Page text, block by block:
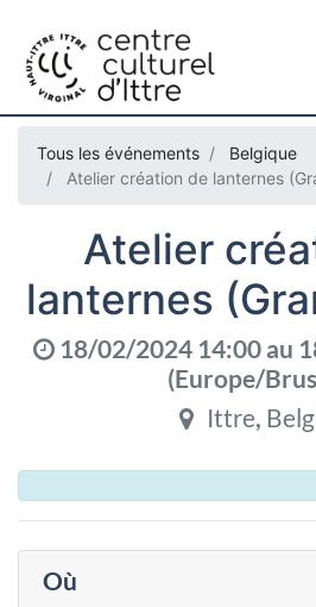
Tous les événements
Belgique
Atelier création de lanternes
Atelier
lanternes
18/02/2024 14:00au
(Europe/
Ittre,
Où